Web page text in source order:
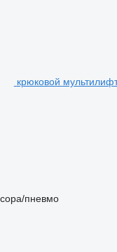
крюковой
пневмо